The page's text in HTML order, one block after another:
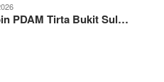
PDAM Tirta Bukit Sul…